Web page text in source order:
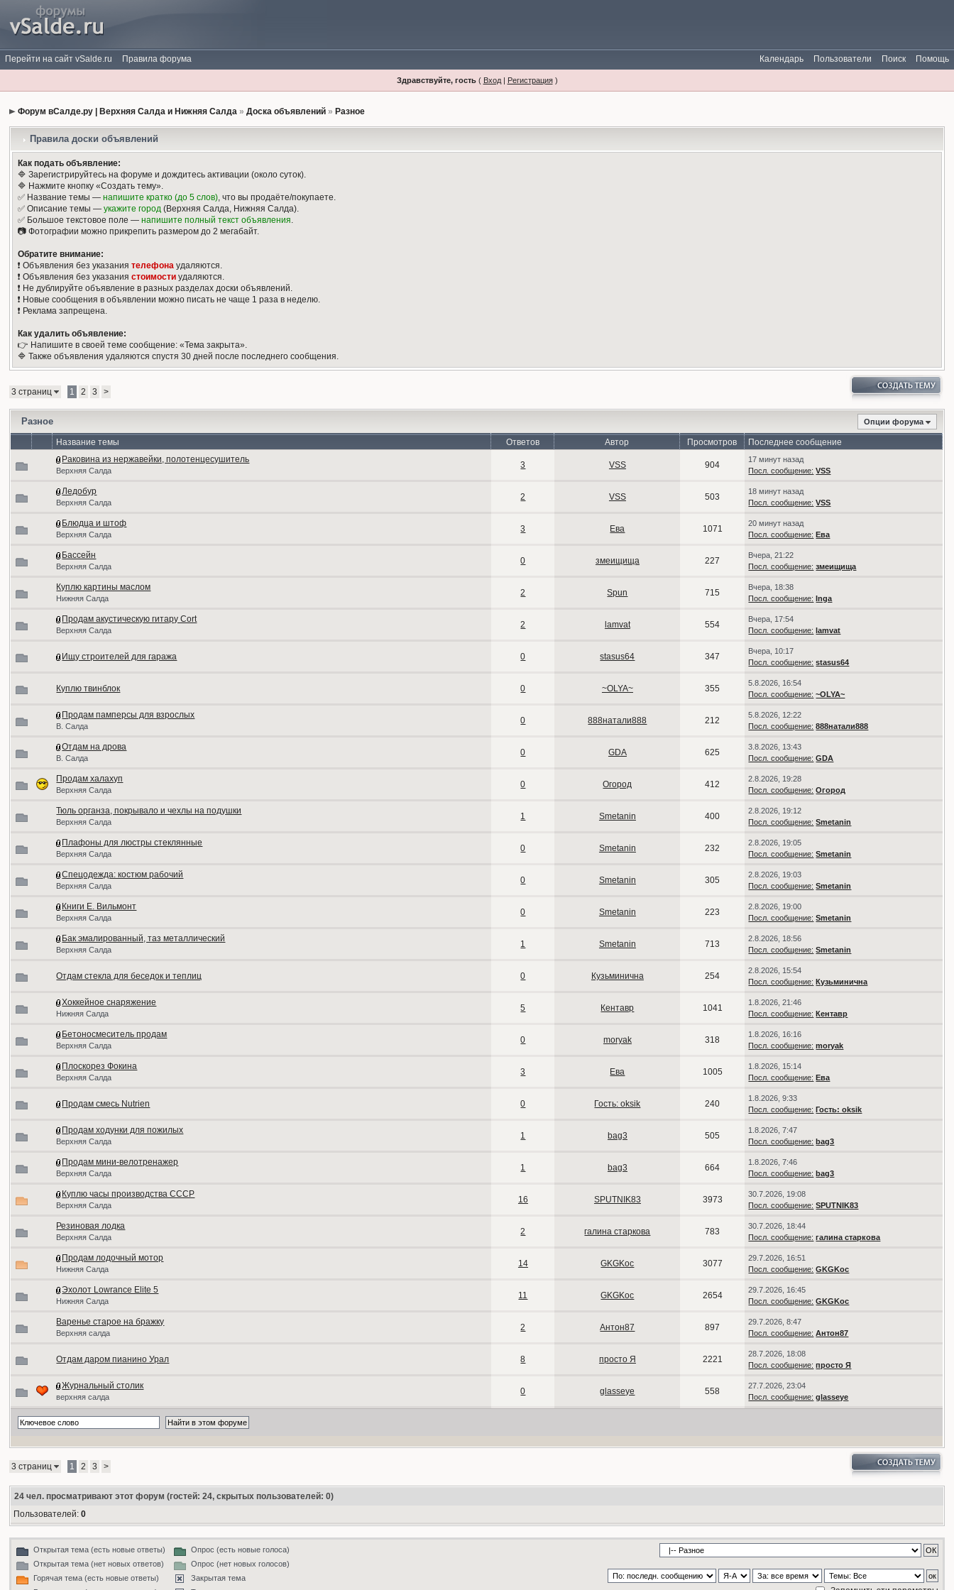
Перейти на сайт vSalde.ru Правила форума Помощь
Поиск
Пользователи
Календарь
Здравствуйте, гость( Вход| Регистрация)
Форум вСалде.ру | Верхняя Салда и Нижняя Салда »Доска объявлений » Разное
Правила доски объявлений
Как подать объявление:
🔷 Зарегистрируйтесь на форуме и дождитесь активации (около суток).
🔷 Нажмите кнопку «Создать тему».
✅ Название темы —напишите кратко (до 5 слов), что вы продаёте/покупаете.
✅ Описание темы —укажите город (Верхняя Салда, Нижняя Салда).
✅ Большое текстовое поле —напишите полный текст объявления.
📷 Фотографии можно прикрепить размером до 2 мегабайт.
Обратите внимание:
❗️ Объявления без указаниятелефона удаляются.
❗️ Объявления без указаниястоимости удаляются.
❗️ Не дублируйте объявление в разных разделах доски объявлений.
❗️ Новые сообщения в объявлении можно писать не чаще 1 раза в неделю.
❗️ Реклама запрещена.
Как удалить объявление:
👉 Напишите в своей теме сообщение: «Тема закрыта».
🔷 Также объявления удаляются спустя 30 дней после последнего сообщения.
3 страниц 1 2 3 >
Разное Опции форума
Название темы Ответов Автор Просмотров
Последнее сообщение
Раковина из нержавейки, полотенцесушитель
Верхняя Салда
3 VSS 904
17 минут назад
Посл. сообщение: VSS
Ледобур
Верхняя Салда
2 VSS 503
18 минут назад
Посл. сообщение: VSS
Блюдца и штоф
Верхняя Салда
3 Ева 1071
20 минут назад
Посл. сообщение: Ева
Бассейн
Верхняя Салда
0 змеищища 227
Вчера, 21:22
Посл. сообщение: змеищища
Куплю картины маслом
Нижняя Салда
2 Spun 715
Вчера, 18:38
Посл. сообщение: Inga
Продам акустическую гитару Cort
Верхняя Салда
2 lamvat 554
Вчера, 17:54
Посл. сообщение: lamvat
Ищу строителей для гаража 0 stasus64 347
Вчера, 10:17
Посл. сообщение: stasus64
Куплю твинблок 0 ~OLYA~ 355
5.8.2026, 16:54
Посл. сообщение: ~OLYA~
Продам памперсы для взрослых
В. Салда
0 888натали888 212
5.8.2026, 12:22
Посл. сообщение: 888натали888
Отдам на дрова
В. Салда
0 GDA 625
3.8.2026, 13:43
Посл. сообщение: GDA
Продам халахуп
Верхняя Салда
0 Огород 412
2.8.2026, 19:28
Посл. сообщение: Огород
Тюль органза, покрывало и чехлы на подушки
Верхняя Салда
1 Smetanin 400
2.8.2026, 19:12
Посл. сообщение: Smetanin
Плафоны для люстры стеклянные
Верхняя Салда
0 Smetanin 232
2.8.2026, 19:05
Посл. сообщение: Smetanin
Спецодежда: костюм рабочий
Верхняя Салда
0 Smetanin 305
2.8.2026, 19:03
Посл. сообщение: Smetanin
Книги Е. Вильмонт
Верхняя Салда
0 Smetanin 223
2.8.2026, 19:00
Посл. сообщение: Smetanin
Бак эмалированный, таз металлический
Верхняя Салда
1 Smetanin 713
2.8.2026, 18:56
Посл. сообщение: Smetanin
Отдам стекла для беседок и теплиц 0 Кузьминична 254
2.8.2026, 15:54
Посл. сообщение: Кузьминична
Хоккейное снаряжение
Нижняя Салда
5 Кентавр 1041
1.8.2026, 21:46
Посл. сообщение: Кентавр
Бетоносмеситель продам
Верхняя Салда
0 moryak 318
1.8.2026, 16:16
Посл. сообщение: moryak
Плоскорез Фокина
Верхняя Салда
3 Ева 1005
1.8.2026, 15:14
Посл. сообщение: Ева
Продам смесь Nutrien 0 Гость: oksik 240
1.8.2026, 9:33
Посл. сообщение: Гость: oksik
Продам ходунки для пожилых
Верхняя Салда
1 bag3 505
1.8.2026, 7:47
Посл. сообщение: bag3
Продам мини-велотренажер
Верхняя Салда
1 bag3 664
1.8.2026, 7:46
Посл. сообщение: bag3
Куплю часы производства СССР
Верхняя Салда
16 SPUTNIK83 3973
30.7.2026, 19:08
Посл. сообщение: SPUTNIK83
Резиновая лодка
Верхняя Салда
2 галина старкова 783
30.7.2026, 18:44
Посл. сообщение: галина старкова
Продам лодочный мотор
Нижняя Салда
14 GKGKoc 3077
29.7.2026, 16:51
Посл. сообщение: GKGKoc
Эхолот Lowrance Elite 5
Нижняя Салда
11 GKGKoc 2654
29.7.2026, 16:45
Посл. сообщение: GKGKoc
Варенье старое на бражку
Верхняя салда
2 Антон87 897
29.7.2026, 8:47
Посл. сообщение: Антон87
Отдам даром пианино Урал 8 просто Я 2221
28.7.2026, 18:08
Посл. сообщение: просто Я
Журнальный столик
верхняя салда
0 glasseye 558
27.7.2026, 23:04
Посл. сообщение: glasseye
3 страниц 1 2 3 >
24 чел. просматривают этот форум (гостей: 24, скрытых пользователей: 0)
Пользователей:0
Открытая тема (есть новые ответы)
Открытая тема (нет новых ответов)
Горячая тема (есть новые ответы)
Опрос (есть новые голоса)
Опрос (нет новых голосов)
Закрытая тема